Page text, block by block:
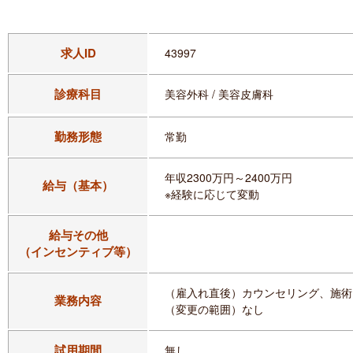
求人ID 43997
診療科目 美容外科 / 美容皮膚科
勤務形態 常勤
給与（基本）
年収2300万円～2400万円
※経験に応じて変動
給与その他
（インセンティブ等）
業務内容
（雇入れ直後）カウンセリング、施
（変更の範囲）なし
無し